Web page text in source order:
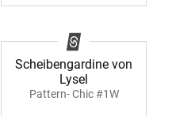
Scheibengardine von
Lysel
Pattern- Chic #1W